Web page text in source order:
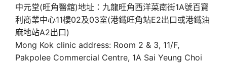
中元堂(旺角醫舘)地址：九龍旺角西洋菜南街1A號百寶
利商業中心11樓02及03室(港鐵旺角站E2出口或港鐵油
麻地站A2出口)
Mong Kok clinic address: Room 2 & 3, 11/F,
Pakpolee Commercial Centre, 1A Sai Yeung Choi